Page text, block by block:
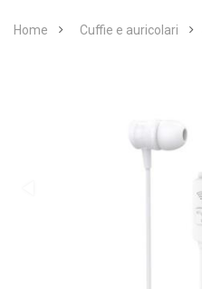
Home Cuffie e auricolari